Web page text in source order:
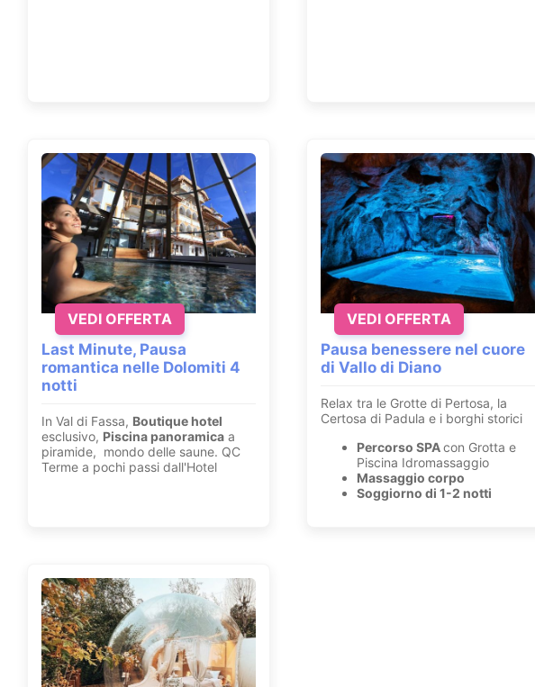
Last Minute, Pausa
romantica nelle Dolomiti 4
notti
In Val di Fassa, Boutique hotel
esclusivo, Piscina panoramica a
piramide, mondo delle saune. QC
Terme a pochi passi dall'Hotel
VEDI OFFERTA
Pausa benessere nel cuore
di Vallo di Diano
Relax tra le Grotte di Pertosa, la
Certosa di Padula e i borghi storici
Percorso SPAcon Grotta e
Piscina Idromassaggio
Massaggio corpo
Soggiorno di 1-2 notti
VEDI OFFERTA